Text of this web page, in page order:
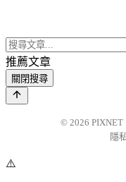
推薦文章
關閉搜尋
© 2026 PIXNET
隱
⚠️